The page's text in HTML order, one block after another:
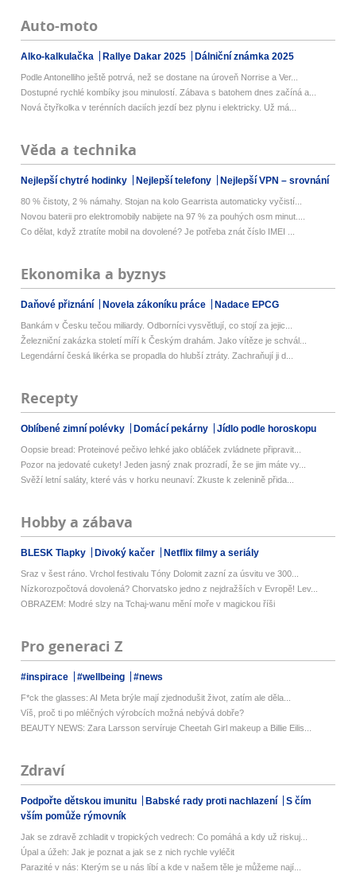
Auto-moto
Alko-kalkulačka Rallye Dakar 2025 Dálniční známka 2025
Podle Antonelliho ještě potrvá, než se dostane na úroveň Norrise a Ver...
Dostupné rychlé kombíky jsou minulostí. Zábava s batohem dnes začíná a...
Nová čtyřkolka v terénních daciích jezdí bez plynu i elektricky. Už má...
Věda a technika
Nejlepší chytré hodinky Nejlepší telefony Nejlepší VPN – srovnání
80 % čistoty, 2 % námahy. Stojan na kolo Gearrista automaticky vyčistí...
Novou baterii pro elektromobily nabijete na 97 % za pouhých osm minut....
Co dělat, když ztratíte mobil na dovolené? Je potřeba znát číslo IMEI ...
Ekonomika a byznys
Daňové přiznání Novela zákoníku práce Nadace EPCG
Bankám v Česku tečou miliardy. Odborníci vysvětlují, co stojí za jejic...
Železniční zakázka století míří k Českým drahám. Jako vítěze je schvál...
Legendární česká likérka se propadla do hlubší ztráty. Zachraňují ji d...
Recepty
Oblíbené zimní polévky Domácí pekárny Jídlo podle horoskopu
Oopsie bread: Proteinové pečivo lehké jako obláček zvládnete připravit...
Pozor na jedovaté cukety! Jeden jasný znak prozradí, že se jim máte vy...
Svěží letní saláty, které vás v horku neunaví: Zkuste k zelenině přida...
Hobby a zábava
BLESK Tlapky Divoký kačer Netflix filmy a seriály
Sraz v šest ráno. Vrchol festivalu Tóny Dolomit zazní za úsvitu ve 300...
Nízkorozpočtová dovolená? Chorvatsko jedno z nejdražších v Evropě! Lev...
OBRAZEM: Modré slzy na Tchaj-wanu mění moře v magickou říši
Pro generaci Z
#inspirace #wellbeing #news
F*ck the glasses: AI Meta brýle mají zjednodušit život, zatím ale děla...
Víš, proč ti po mléčných výrobcích možná nebývá dobře?
BEAUTY NEWS: Zara Larsson servíruje Cheetah Girl makeup a Billie Eilis...
Zdraví
Podpořte dětskou imunitu Babské rady proti nachlazení
S čím
vším pomůže rýmovník
Jak se zdravě zchladit v tropických vedrech: Co pomáhá a kdy už riskuj...
Úpal a úžeh: Jak je poznat a jak se z nich rychle vyléčit
Parazité v nás: Kterým se u nás líbí a kde v našem těle je můžeme nají...